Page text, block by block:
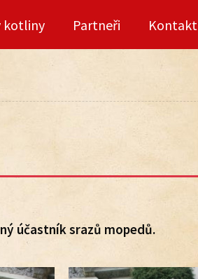
kotliny Partneři Kontakt
účastník srazů mopedů.